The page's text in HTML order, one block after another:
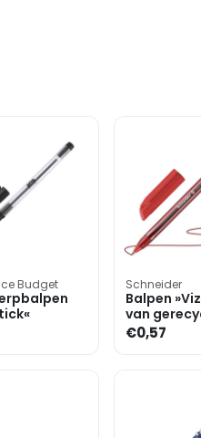
Budget Schneider
Balpen
van
kunststof
€0,57